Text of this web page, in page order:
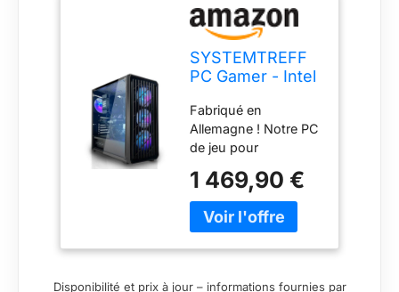
SYSTEMTREFF
PC Gamer - Intel
RTX 5060 8Go
Fabriqué en
Allemagne ! Notre PC
de jeu pour
point de départ
parfait pour tous
ceux qui souhaitent
1 469,90 €
Disponibilité et prix à jour – informations fournies par